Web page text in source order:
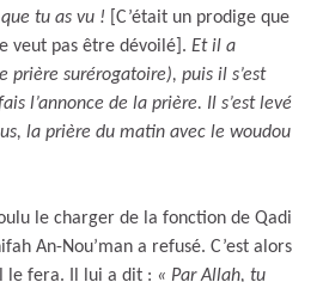
tu as vu ! [C’était un prodige que
veut pas être dévoilé]. Et il a
prière surérogatoire), puis il s’est
l’annonce de la prière. Il s’est levé
la prière du matin avec le woudou
le charger de la fonction de Qadi
An-Nou’man a refusé. C’est alors
le fera. Il lui a dit : « Par Allah, tu